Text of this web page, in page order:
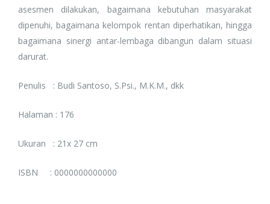
asesmen dilakukan, bagaimana kebutuhan masyarakat
dipenuhi, bagaimana kelompok rentan diperhatikan, hingga
bagaimana sinergi antar-lembaga dibangun dalam situasi
darurat.
Penulis : Budi Santoso, S.Psi., M.K.M., dkk
Halaman : 176
Ukuran : 21x 27 cm
ISBN : 0000000000000